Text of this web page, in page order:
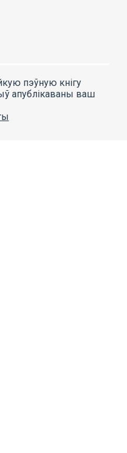
пэўную кнігу
апублікаваны ваш